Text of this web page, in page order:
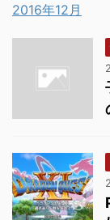
2016年12月